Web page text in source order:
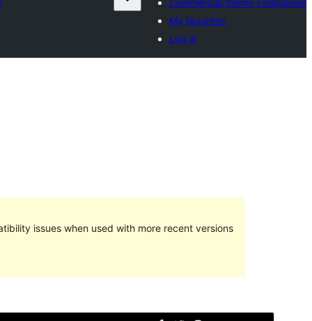
Commercial theme companies
My favorites
Log in
issues when used with more recent versions